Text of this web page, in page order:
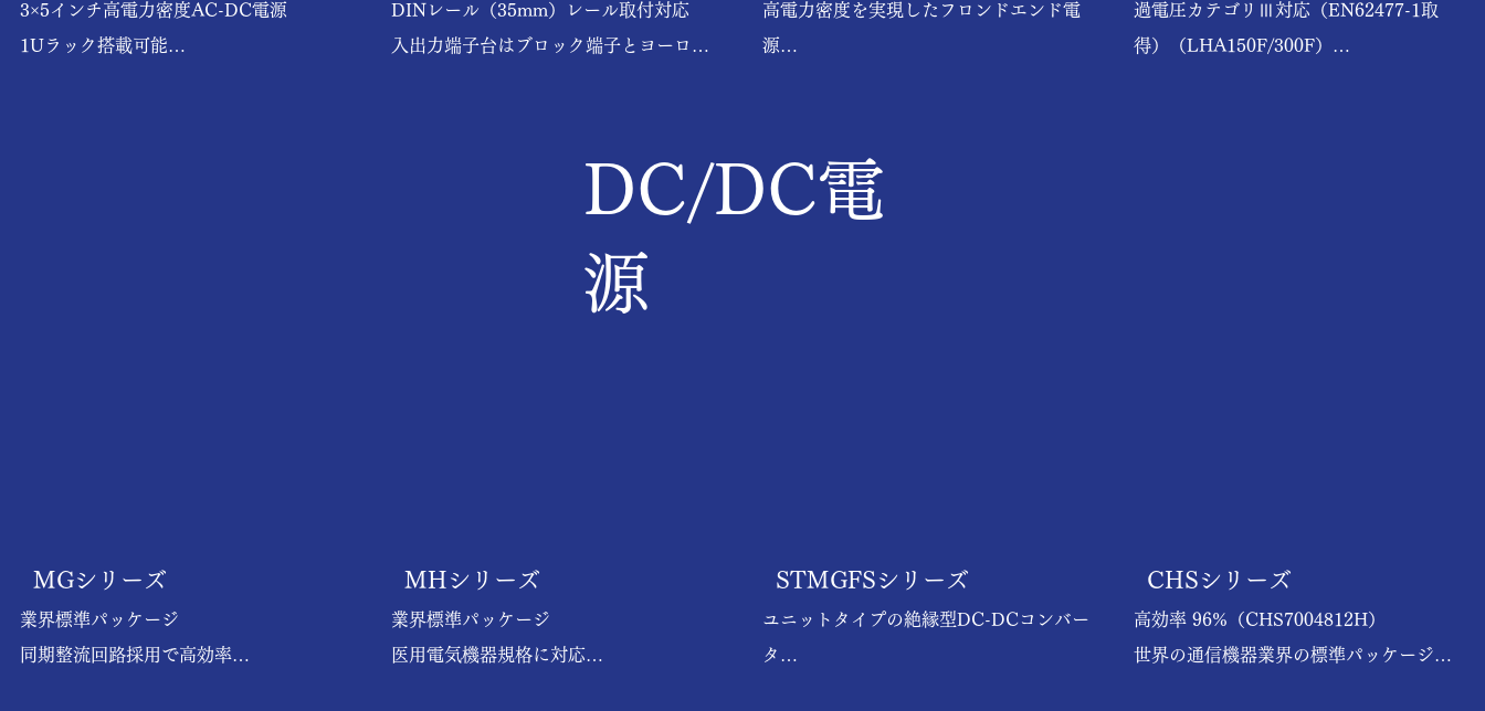
DC/DC電
源
業界標準パッケージ
同期整流回路採用で高効率
MGシリーズ
業界標準パッケージ
医用電気機器規格に対応
MHシリーズ
ユニットタイプの絶縁型DC-DCコンバー
タ
STMGFSシリーズ
高効率 96%（CHS7004812H）
世界の通信機器業界の標準パッケージで
CHSシリーズ
3×5インチ高電力密度AC-DC電源
1Uラック搭載可能
DINレール（35mm）レール取付対応
入出力端子台はブロック端子とヨーロッ
高電力密度を実現したフロンドエンド電
源
過電圧カテゴリⅢ対応（EN62477-1取
得）（LHA150F/300F）